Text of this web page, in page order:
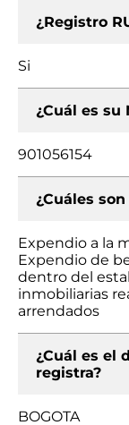
¿Registro
Si
¿Cuál es su
901056154
¿Cuáles
Expendio a la
Expendio de
dentro del
inmobiliarias
arrendados
¿Cuál es el
registra?
BOGOTA